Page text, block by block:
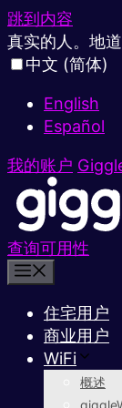
跳到内容
真实的人。地
中文 (简体)
English
Español
我的账户
查询可用性
住宅用户
商业用户
WiFi
概述